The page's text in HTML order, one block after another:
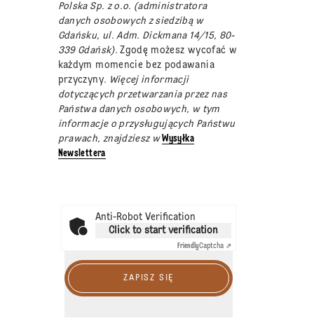
Polska Sp. z o.o. (administratora
danych osobowych z siedzibą w
Gdańsku, ul. Adm. Dickmana 14/15, 80-
339 Gdańsk).Zgodę możesz wycofać w
każdym momencie bez podawania
przyczyny. Więcej informacji
dotyczących przetwarzania przez nas
Państwa danych osobowych, w tym
informacje o przysługujących Państwu
prawach, znajdziesz wWysyłka
Newslettera
Anti-Robot Verification
Click to start verification
FriendlyCaptcha ⇗
ZAPISZ SIĘ